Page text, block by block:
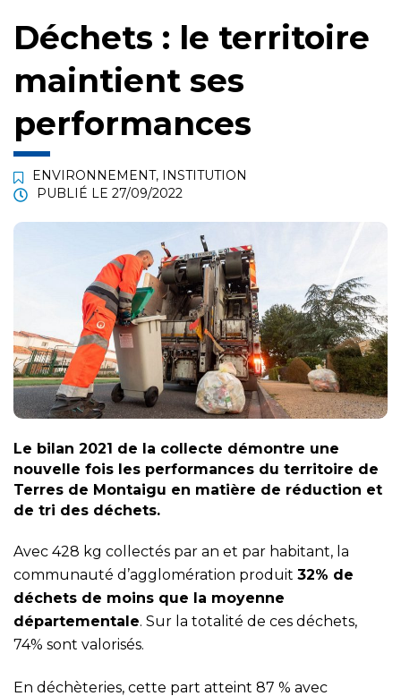
Déchets : le territoire
maintient ses
performances
ENVIRONNEMENT, INSTITUTION
PUBLIÉ LE 27/09/2022
Le bilan 2021 de la collecte démontre une
nouvelle fois les performances du territoire de
Terres de Montaigu en matière de réduction et
de tri des déchets.
Avec 428 kg collectés par an et par habitant, la
communauté d’agglomération produit 32% de
déchets de moins que la moyenne
départementale. Sur la totalité de ces déchets,
74% sont valorisés.
En déchèteries, cette part atteint 87 % avec